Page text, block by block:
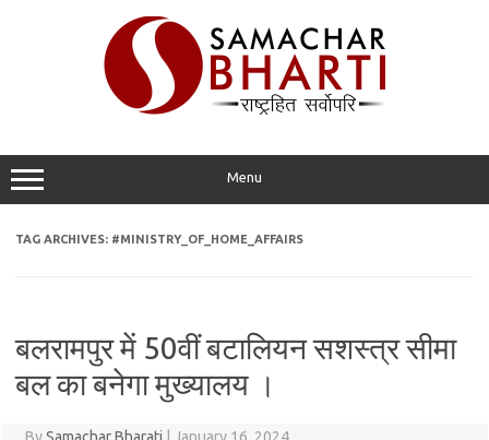
Menu
TAG ARCHIVES: #MINISTRY_OF_HOME_AFFAIRS
बलरामपुर में 50वीं बटालियन सशस्त्र सीमा
बल का बनेगा मुख्यालय ।